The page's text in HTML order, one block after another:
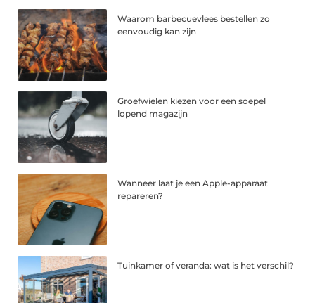
Waarom barbecuevlees bestellen zo
eenvoudig kan zijn
Groefwielen kiezen voor een soepel
lopend magazijn
Wanneer laat je een Apple-apparaat
repareren?
Tuinkamer of veranda: wat is het verschil?